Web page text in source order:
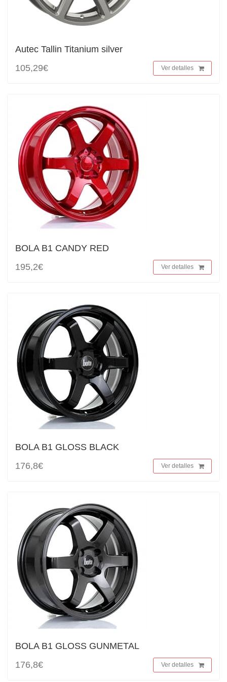
Autec Tallin Titanium silver
105,29€
Ver detalles
BOLA B1 CANDY RED
195,2€
Ver detalles
BOLA B1 GLOSS BLACK
176,8€
Ver detalles
BOLA B1 GLOSS GUNMETAL
176,8€
Ver detalles